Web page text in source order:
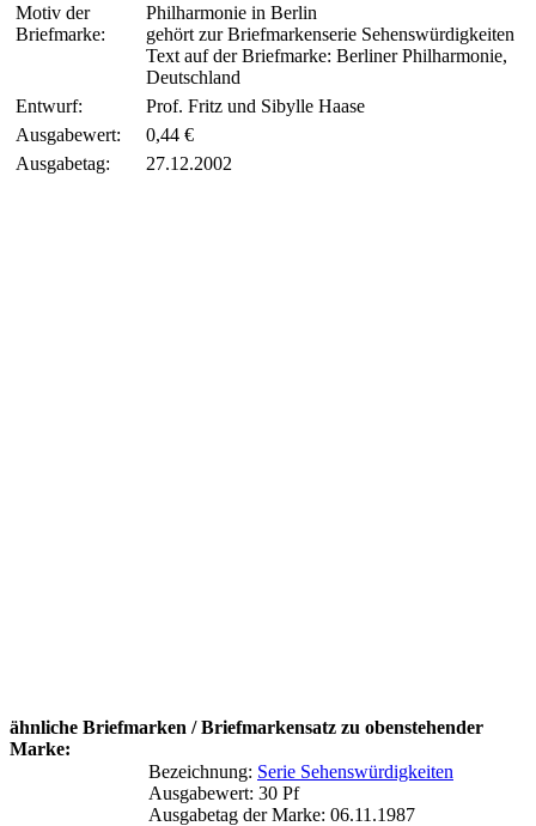
Motiv der
Briefmarke:
Philharmonie in Berlin
gehört zur Briefmarkenserie Sehenswürdigkeiten
Text auf der Briefmarke: Berliner Philharmonie,
Deutschland
Entwurf:
Prof. Fritz und Sibylle Haase
Ausgabewert:
0,44 €
Ausgabetag:
27.12.2002
ähnliche Briefmarken / Briefmarkensatz zu obenstehender
Marke:
Bezeichnung: Serie Sehenswürdigkeiten
Ausgabewert: 30 Pf
Ausgabetag der Marke: 06.11.1987